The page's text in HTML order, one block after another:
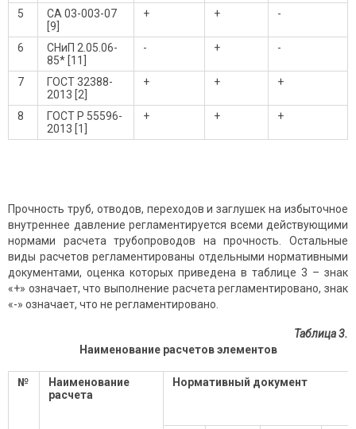
5
СА 03-003-07
[9]
+ + -
6
СНиП 2.05.06-
85* [11]
- + -
7
ГОСТ 32388-
2013 [2]
+ + +
8
ГОСТ Р 55596-
2013 [1]
+ + +
Прочность труб, отводов, переходов и заглушек на избыточное
внутреннее давление регламентируется всеми действующими
нормами расчета трубопроводов на прочность. Остальные
виды расчетов регламентированы отдельными нормативными
документами, оценка которых приведена в таблице 3 – знак
«+» означает, что выполнение расчета регламентировано, знак
«-» означает, что не регламентировано.
Таблица 3.
Наименование расчетов элементов
№
Наименование
расчета
Нормативный документ